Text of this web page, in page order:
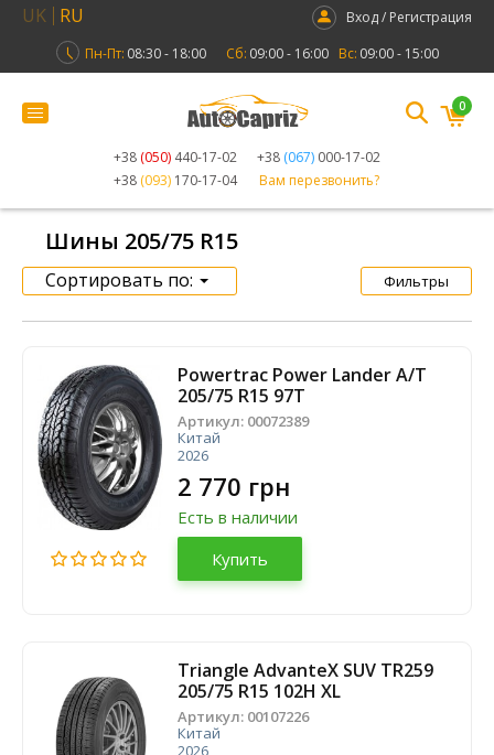
UK RU
Вход / Регистрация
Пн-Пт: 08:30 - 18:00 Сб: 09:00 - 16:00 Вс: 09:00 - 15:00
+38 (050) 440-17-02 +38 (067) 000-17-02
+38 (093) 170-17-04 Вам перезвонить?
0
Шины 205/75 R15
Сортировать по: Фильтры
Powertrac Power Lander A/T
205/75 R15 97T
Артикул: 00072389
Китай
2026
2 770 грн
Есть в наличии
Купить
Triangle AdvanteX SUV TR259
205/75 R15 102H XL
Артикул: 00107226
Китай
2026